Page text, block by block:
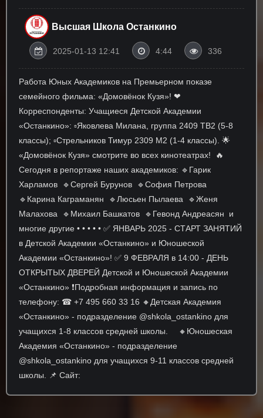
Высшая Школа Останкино
2025-01-13 12:41 4:44 336
Работа Юных Академиков на Премьерном показе
семейного фильма: «Домовёнок Кузя»! ❤
Корреспонденты: Учащиеся Детской Академии
«Останкино»: ▫Яковлева Милана, группа 2409 ТВ2 (5-8
классы); ▫Стрельников Тимур 2309 М2 (1-4 классы). 🌟
«Домовёнок Кузя» смотрите во всех кинотеатрах! 🔥
Сегодня в репортаже наших академиков: 🔹Гарик
Харламов 🔹Сергей Бурунов 🔹София Петрова
🔹Карина Каграманян 🔹Люсьен Пылаева 🔹Женя
Малахова 🔹Михаил Башкатов 🔹Гевонд Андреасян и
многие другие • • • • • ✅ ЯНВАРЬ 2025 - СТАРТ ЗАНЯТИЙ
в Детской Академии «Останкино» и Юношеской
Академии «Останкино»! ✅ 9 ФЕВРАЛЯ в 14:00 - ДЕНЬ
ОТКРЫТЫХ ДВЕРЕЙ Детской и Юношеской Академии
«Останкино» ❗Подробная информация и запись по
телефону: ☎ +7 495 660 33 16 🔸Детская Академия
«Останкино» - подразделение @shkola_ostankino для
учащихся 1-8 классов средней школы. ⠀ 🔸Юношеская
Академия «Останкино» - подразделение
@shkola_ostankino для учащихся 9-11 классов средней
школы. 📌 Сайт: